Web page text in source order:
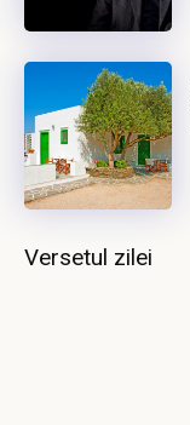
Versetul zilei